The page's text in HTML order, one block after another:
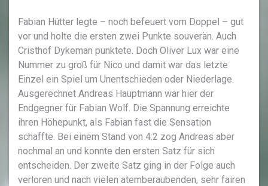
Fabian Hütter legte – noch befeuert vom Doppel – gut
vor und holte die ersten zwei Punkte souverän. Auch
Cristhof Dykeman punktete. Doch Oliver Lux war eine
Nummer zu groß für Nico und damit war das letzte
Einzel ein Spiel um Unentschieden oder Niederlage.
Ausgerechnet Andreas Hauptmann war hier der
Endgegner für Fabian Wolf. Die Spannung erreichte
ihren Höhepunkt, als Fabian fast die Sensation
schaffte. Bei einem Stand von 4:2 zog Andreas aber
nochmal an und konnte den ersten Satz für sich
entscheiden. Der zweite Satz ging in der Folge auch
verloren und nach vielen atemberaubenden, sehr fairen